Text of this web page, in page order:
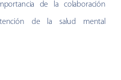
de la colaboración
de la salud mental